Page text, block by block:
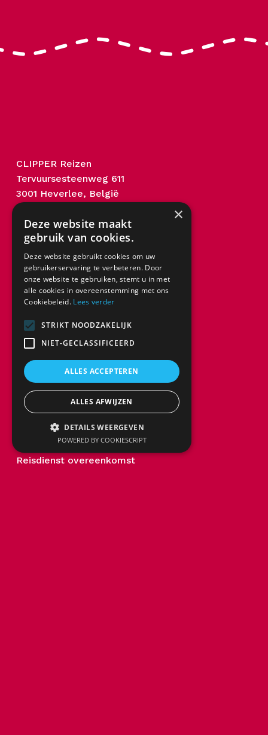
CLIPPER Reizen
Tervuursesteenweg 611
3001 Heverlee, België
tel: +3216 230 595
info@clipperreizen.be
Lic. A5477
BTW BE 1004.601.878
Blog
Praktische info
Garantiefonds Reizen
Algemene reisvoorwaarden
Bijzondere reisvoorwaarden
Reisdienst overeenkomst
×
Deze website maakt
gebruik van cookies.
Deze website gebruikt cookies om uw
gebruikerservaring te verbeteren. Door
onze website te gebruiken, stemt u in met
alle cookies in overeenstemming met ons
Cookiebeleid. Lees verder
STRIKT NOODZAKELIJK
NIET-GECLASSIFICEERD
ALLES ACCEPTEREN
ALLES AFWIJZEN
DETAILS WEERGEVEN
POWERED BY COOKIESCRIPT